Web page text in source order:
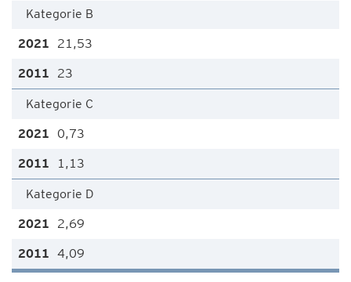
Kategorie B
21,53
23
Kategorie C
0,73
1,13
Kategorie D
2,69
4,09